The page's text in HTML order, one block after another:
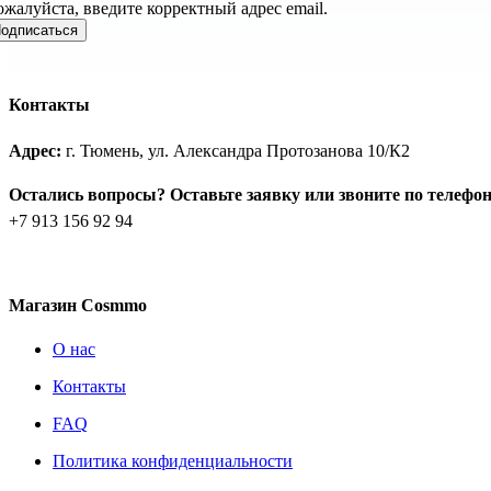
введите корректный адрес email.
Контакты
Адрес: г. Тюмень, ул. Александра Протозанова 10/К2
Остались вопросы? Оставьте заявку или звоните по
+7 913 156 92 94
Магазин Cosmmo
О нас
Контакты
FAQ
Политика конфиденциальности